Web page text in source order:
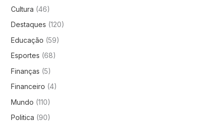
Cultura (46)
Destaques (120)
Educação (59)
Esportes (68)
Finanças (5)
Financeiro (4)
Mundo (110)
Politica (90)